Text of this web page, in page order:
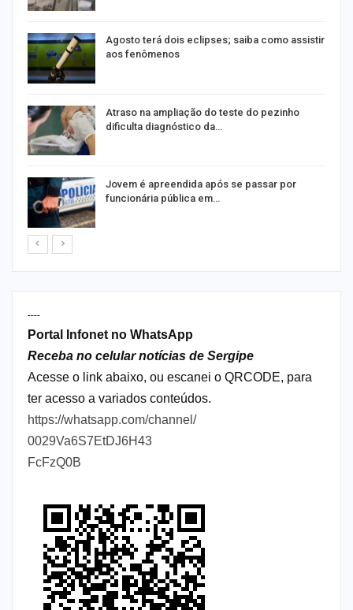
Agosto terá dois eclipses; saiba como assistir
aos fenômenos
Atraso na ampliação do teste do pezinho
dificulta diagnóstico da…
Jovem é apreendida após se passar por
funcionária pública em…
----
Portal Infonet no WhatsApp
Receba no celular notícias de Sergipe
Acesse o link abaixo, ou escanei o QRCODE, para
ter acesso a variados conteúdos.
https://whatsapp.com/channel/
0029Va6S7EtDJ6H43
FcFzQ0B